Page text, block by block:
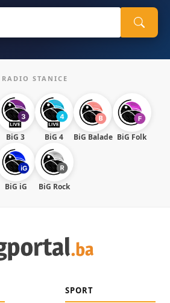
RADIO STANICE
BiG 3 BiG 4 BiG Balade BiG Folk
BiG iG BiG Rock
SPORT